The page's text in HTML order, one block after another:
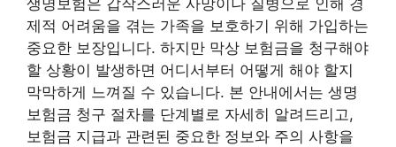
생명보험은 갑작스러운 사망이나 질병으로 인해 경
제적 어려움을 겪는 가족을 보호하기 위해 가입하는
중요한 보장입니다. 하지만 막상 보험금을 청구해야
할 상황이 발생하면 어디서부터 어떻게 해야 할지
막막하게 느껴질 수 있습니다. 본 안내에서는 생명
보험금 청구 절차를 단계별로 자세히 알려드리고,
보험금 지급과 관련된 중요한 정보와 주의 사항을